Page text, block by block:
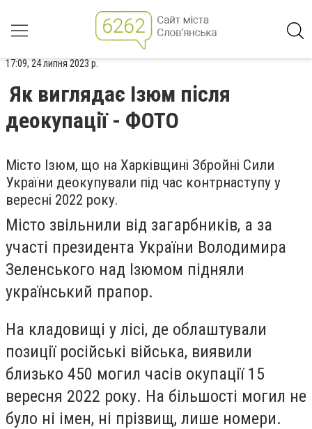
17:09, 24 липня 2023 р.
Як виглядає Ізюм після
деокупації - ФОТО
Місто Ізюм, що на Харківщині Збройні Сили
України деокупували під час контрнаступу у
вересні 2022 року.
Місто звільнили від загарбників, а за
участі президента України Володимира
Зеленського над Ізюмом підняли
український прапор.
На кладовищі у лісі, де облаштували
позиції російські війська, виявили
близько 450 могил часів окупації 15
вересня 2022 року. На більшості могил не
було ні імен, ні прізвищ, лише номери.